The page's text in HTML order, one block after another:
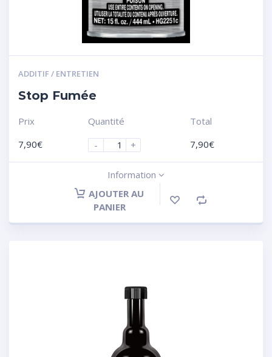
ADDITIF / ENTRETIEN
Stop Fumée
Prix
7,90€
Quantité
-
+
Total
7,90€
Information
AJOUTER AU
PANIER